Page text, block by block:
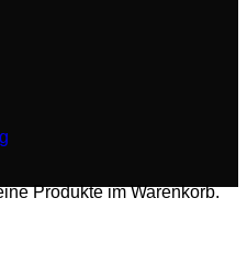
Produkte im Warenkorb.